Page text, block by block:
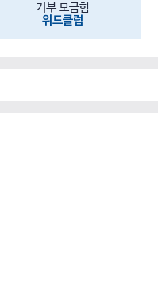
기부 모금함
위드클럽